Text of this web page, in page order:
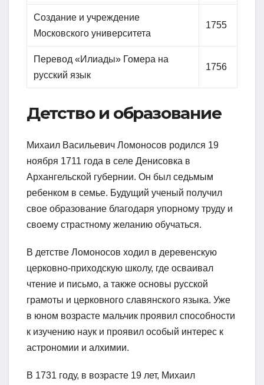
Создание и учреждение
Московского университета
1755
Перевод «Илиады» Гомера на
русский язык
1756
Детство и образование
Михаил Васильевич Ломоносов родился 19
ноября 1711 года в селе Денисовка в
Архангельской губернии. Он был седьмым
ребенком в семье. Будущий ученый получил
свое образование благодаря упорному труду и
своему страстному желанию обучаться.
В детстве Ломоносов ходил в деревенскую
церковно-приходскую школу, где осваивал
чтение и письмо, а также основы русской
грамоты и церковного славянского языка. Уже
в юном возрасте мальчик проявил способности
к изучению наук и проявил особый интерес к
астрономии и алхимии.
В 1731 году, в возрасте 19 лет, Михаил